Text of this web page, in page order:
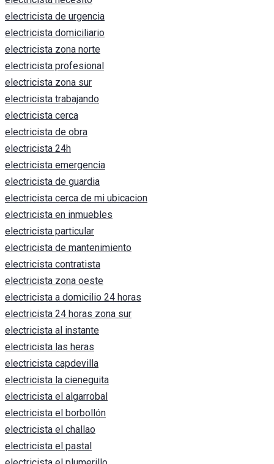
electricista de urgencia
electricista domiciliario
electricista zona norte
electricista profesional
electricista zona sur
electricista trabajando
electricista cerca
electricista de obra
electricista 24h
electricista emergencia
electricista de guardia
electricista cerca de mi ubicacion
electricista en inmuebles
electricista particular
electricista de mantenimiento
electricista contratista
electricista zona oeste
electricista a domicilio 24 horas
electricista 24 horas zona sur
electricista al instante
electricista las heras
electricista capdevilla
electricista la cieneguita
electricista el algarrobal
electricista el borbollón
electricista el challao
electricista el pastal